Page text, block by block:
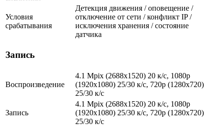
Условия
срабатывания
Детекция движения / оповещение /
отключение от сети / конфликт IP /
исключения хранения / состояние
датчика
Запись
Воспроизведение
4.1 Mpix (2688x1520) 20 к/с, 1080p
(1920x1080) 25/30 к/с, 720p (1280х720)
25/30 к/с
Запись
4.1 Mpix (2688x1520) 20 к/с, 1080p
(1920x1080) 25/30 к/с, 720p (1280х720)
25/30 к/с